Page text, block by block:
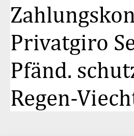
Privatgiro
Pfänd.
Regen-